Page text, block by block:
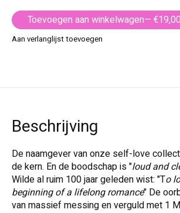
Toevoegen aan winkelwagen
— €19,00
Aan verlanglijst toevoegen
Beschrijving
De naamgever van onze self-love
de kern. En de boodschap is "loud and
Wilde al ruim 100 jaar geleden wist: "To
beginning of a lifelong romance" De
van massief messing en verguld met 1